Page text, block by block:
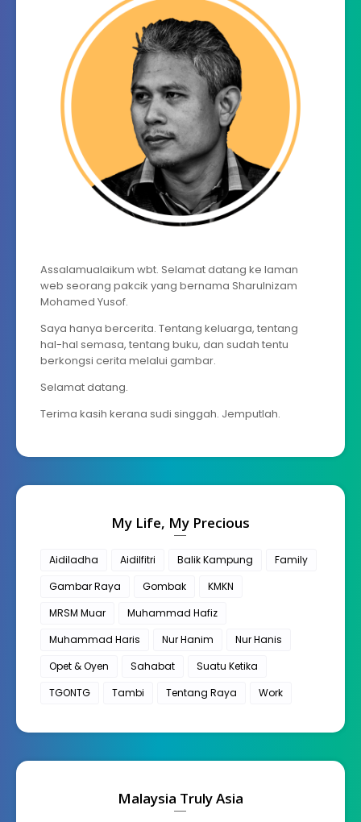
Assalamualaikum wbt. Selamat datang ke laman
web seorang pakcik yang bernama Sharulnizam
Mohamed Yusof.
Saya hanya bercerita. Tentang keluarga, tentang
hal-hal semasa, tentang buku, dan sudah tentu
berkongsi cerita melalui gambar.
Selamat datang.
Terima kasih kerana sudi singgah. Jemputlah.
My Life, My Precious
Aidiladha Aidilfitri Balik Kampung
Family
Gambar Raya
Gombak
KMKN
MRSM Muar
Muhammad Hafiz
Muhammad Haris
Nur Hanim
Nur Hanis
Opet & Oyen
Sahabat
Suatu Ketika
TGONTG
Tambi Tentang Raya Work
Malaysia Truly Asia